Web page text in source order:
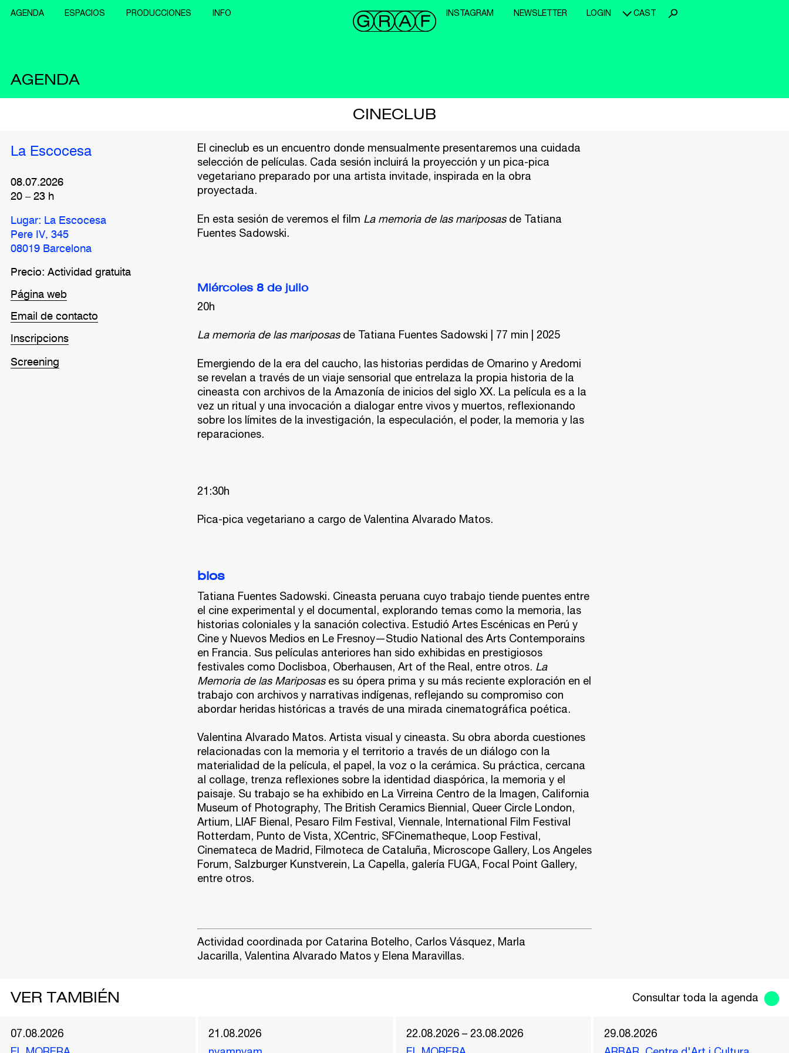
AGENDA ESPACIOS PRODUCCIONES INFO INSTAGRAM NEWSLETTER LOGIN CAST
AGENDA
CINECLUB
La Escocesa
08.07.2026
20– 23h
Lugar: La Escocesa
Pere IV, 345
08019 Barcelona
Precio: Actividad gratuita
Página web
Email de contacto
Inscripcions
Screening
El cineclub es un encuentro donde mensualmente presentaremos una cuidada
selección de películas. Cada sesión incluirá la proyección y un pica-pica
vegetariano preparado por una artista invitade, inspirada en la obra
proyectada.
En esta sesión de veremos el film La memoria de las mariposas de Tatiana
Fuentes Sadowski.
Miércoles 8 de julio
20h
La memoria de las mariposasde Tatiana Fuentes Sadowski | 77 min | 2025
Emergiendo de la era del caucho, las historias perdidas de Omarino y Aredomi
se revelan a través de un viaje sensorial que entrelaza la propia historia de la
cineasta con archivos de la Amazonía de inicios del siglo XX. La película es a la
vez un ritual y una invocación a dialogar entre vivos y muertos, reflexionando
sobre los límites de la investigación, la especulación, el poder, la memoria y las
reparaciones.
21:30h
Pica-pica vegetariano a cargo de Valentina Alvarado Matos.
bios
Tatiana Fuentes Sadowski. Cineasta peruana cuyo trabajo tiende puentes entre
el cine experimental y el documental, explorando temas como la memoria, las
historias coloniales y la sanación colectiva. Estudió Artes Escénicas en Perú y
Cine y Nuevos Medios en Le Fresnoy—Studio National des Arts Contemporains
en Francia. Sus películas anteriores han sido exhibidas en prestigiosos
festivales como Doclisboa, Oberhausen, Art of the Real, entre otros. La
Memoria de las Mariposases su ópera prima y su más reciente exploración en el
trabajo con archivos y narrativas indígenas, reflejando su compromiso con
abordar heridas históricas a través de una mirada cinematográfica poética.
Valentina Alvarado Matos. Artista visual y cineasta. Su obra aborda cuestiones
relacionadas con la memoria y el territorio a través de un diálogo con la
materialidad de la película, el papel, la voz o la cerámica. Su práctica, cercana
al collage, trenza reflexiones sobre la identidad diaspórica, la memoria y el
paisaje. Su trabajo se ha exhibido en La Virreina Centro de la Imagen, California
Museum of Photography, The British Ceramics Biennial, Queer Circle London,
Artium, LIAF Bienal, Pesaro Film Festival, Viennale, International Film Festival
Rotterdam, Punto de Vista, XCentric, SFCinematheque, Loop Festival,
Cinemateca de Madrid, Filmoteca de Cataluña, Microscope Gallery, Los Angeles
Forum, Salzburger Kunstverein, La Capella, galería FUGA, Focal Point Gallery,
entre otros.
Actividad coordinada por Catarina Botelho, Carlos Vásquez, Marla
Jacarilla, Valentina Alvarado Matosy Elena Maravillas.
VER TAMBIÉN Consultar toda la agenda
07.08.2026
21.08.2026
22.08.2026 – 23.08.2026
29.08.2026